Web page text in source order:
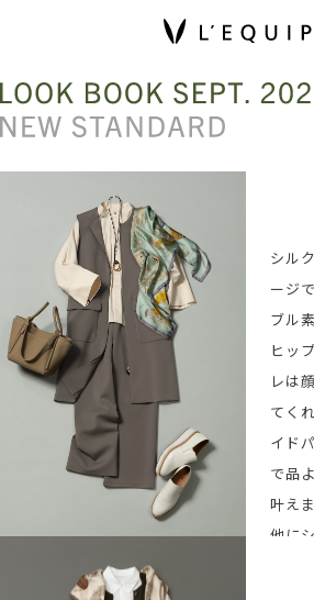
シル
ージ
ブル
ヒッ
レは
てく
イド
で品
叶え
他に